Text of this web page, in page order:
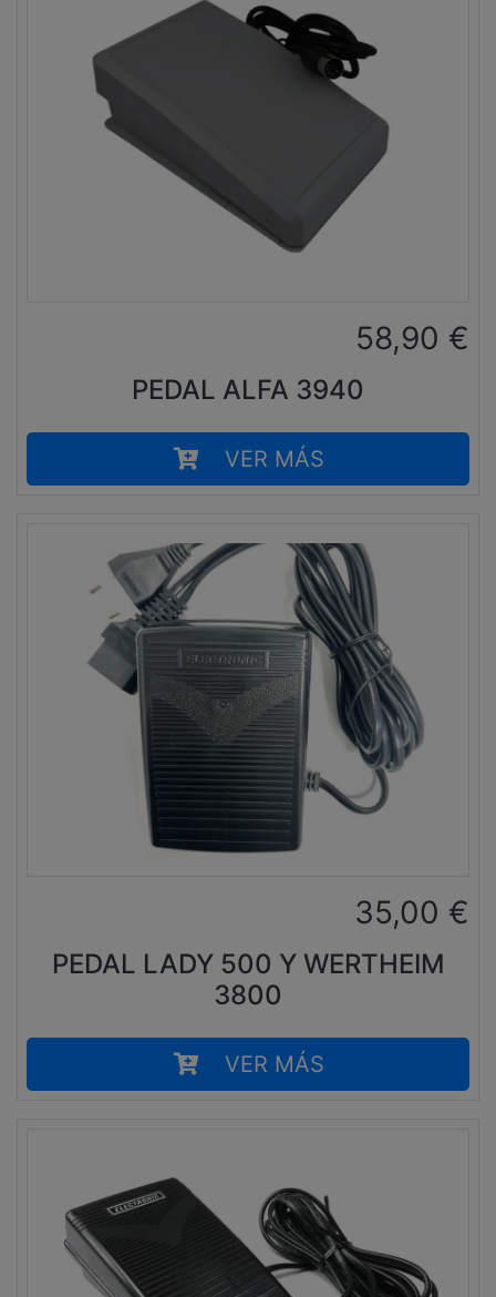
58,90 €
PEDAL ALFA 3940
VER MÁS
35,00 €
PEDAL LADY 500 Y WERTHEIM
3800
VER MÁS